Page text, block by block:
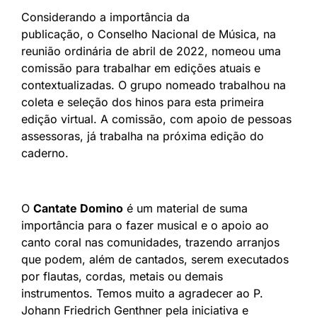
Considerando a importância da
publicação, o Conselho Nacional de Música, na
reunião ordinária de abril de 2022, nomeou uma
comissão para trabalhar em edições atuais e
contextualizadas. O grupo nomeado trabalhou na
coleta e seleção dos hinos para esta primeira
edição virtual. A comissão, com apoio de pessoas
assessoras, já trabalha na próxima edição do
caderno.
O Cantate Domino é um material de suma
importância para o fazer musical e o apoio ao
canto coral nas comunidades, trazendo arranjos
que podem, além de cantados, serem executados
por flautas, cordas, metais ou demais
instrumentos. Temos muito a agradecer ao P.
Johann Friedrich Genthner pela iniciativa e